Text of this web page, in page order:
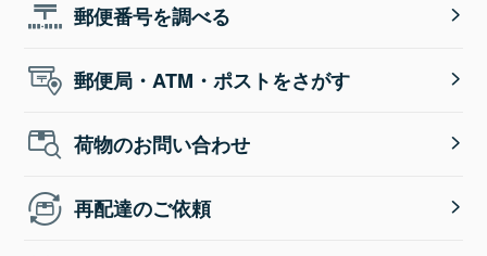
郵便番号を調べる
郵便局・ATM・ポストをさがす
荷物のお問い合わせ
再配達のご依頼